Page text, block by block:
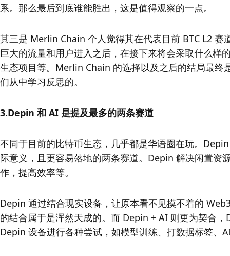
系。那么最后到底谁能胜出，这是值得观察的一点。
其三是 Merlin Chain 个人觉得其在代表目前 BTC L2
巨大的流量和用户进入之后，在接下来将会采取什么样
生态项目等。Merlin Chain 的选择以及之后的结局最终
们从中学习反思的。
3.Depin 和 AI 是提及最多的两条赛道
不同于目前的比特币生态，几乎都是华语圈在玩。
际意义，且更容易落地的两条赛道。Depin 解决闲置资
作，提高效率等。
Depin 通过结合现实设备，让原本看不见摸不着的
的结合属于是浑然天成的。而 Depin + AI 则更为契合
Depin 设备进行各种尝试，如模型训练、打数据标签、